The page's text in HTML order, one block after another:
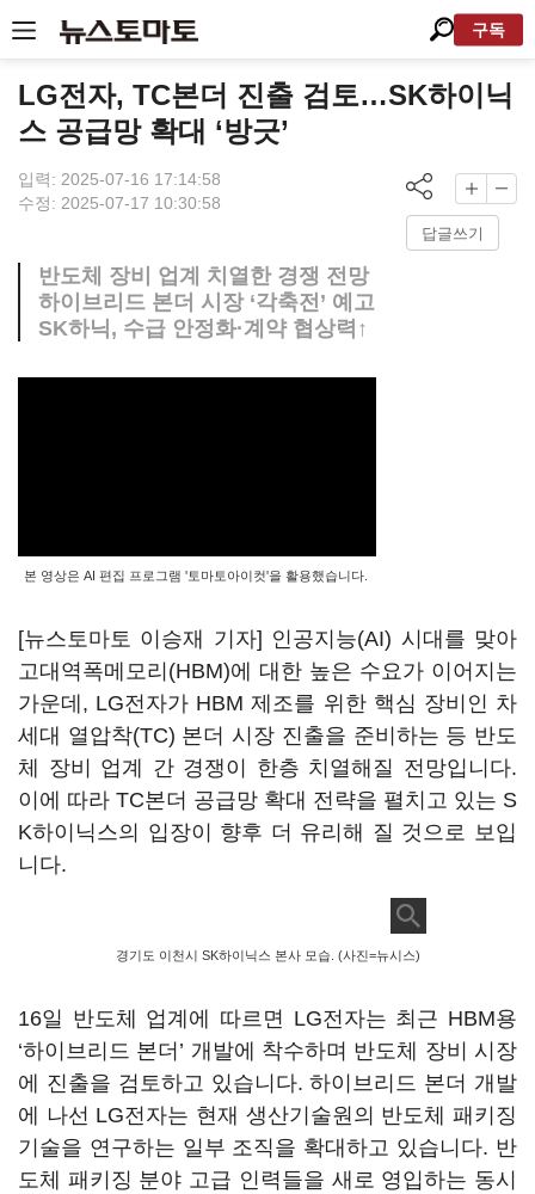
구독
LG전자, TC본더 진출 검토…SK하이닉
스 공급망 확대 ‘방긋’
입력: 2025-07-16 17:14:58
수정: 2025-07-17 10:30:58
답글쓰기
반도체 장비 업계 치열한 경쟁 전망
하이브리드 본더 시장 ‘각축전’ 예고
SK하닉, 수급 안정화·계약 협상력↑
본 영상은 AI 편집 프로그램 '토마토아이컷'을 활용했습니다.
[뉴스토마토 이승재 기자] 인공지능(AI) 시대를 맞아
고대역폭메모리(HBM)에 대한 높은 수요가 이어지는
가운데, LG전자가 HBM 제조를 위한 핵심 장비인 차
세대 열압착(TC) 본더 시장 진출을 준비하는 등 반도
체 장비 업계 간 경쟁이 한층 치열해질 전망입니다.
이에 따라 TC본더 공급망 확대 전략을 펼치고 있는 S
K하이닉스의 입장이 향후 더 유리해 질 것으로 보입
니다.
경기도 이천시 SK하이닉스 본사 모습. (사진=뉴시스)
16일 반도체 업계에 따르면 LG전자는 최근 HBM용
‘하이브리드 본더’ 개발에 착수하며 반도체 장비 시장
에 진출을 검토하고 있습니다. 하이브리드 본더 개발
에 나선 LG전자는 현재 생산기술원의 반도체 패키징
기술을 연구하는 일부 조직을 확대하고 있습니다. 반
도체 패키징 분야 고급 인력들을 새로 영입하는 동시